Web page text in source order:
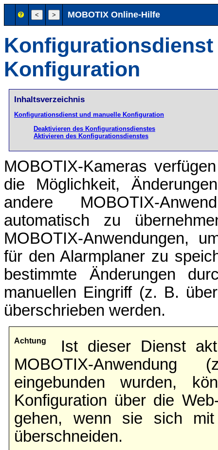
MOBOTIX Online-Hilfe
Konfiguration
Inhaltsverzeichnis
Konfigurationsdienst und manuelle Konfiguration
Deaktivieren des Konfigurationsdienstes
Aktivieren des Konfigurationsdienstes
MOBOTIX-Kameras
die Möglichkeit,
andere MOBOTIX-
automatisch zu
MOBOTIX-Anwendungen,
für den Alarmplaner zu
bestimmte Änderungen
manuellen Eingriff (z. B.
überschrieben werden.
Achtung
Ist dieser Dienst
MOBOTIX-Anwendung
eingebunden wurden,
Konfiguration über die
gehen, wenn sie sich mit
überschneiden.